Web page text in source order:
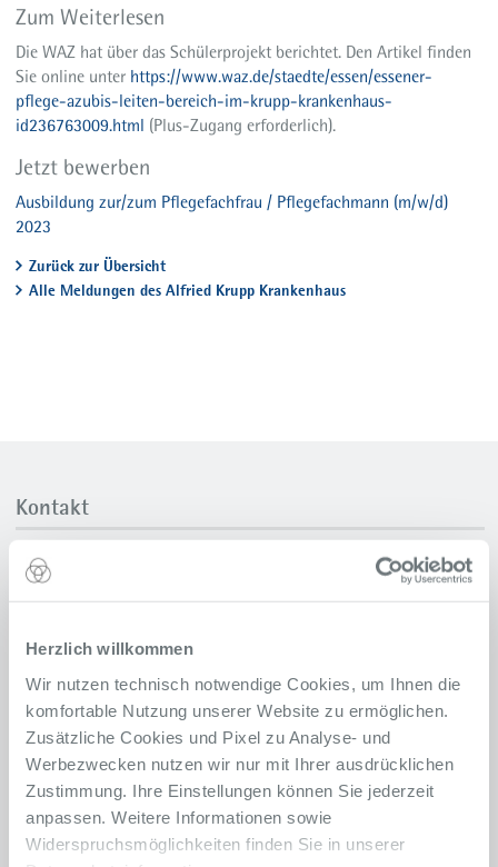
Herzlich willkommen
Wir nutzen technisch notwendige Cookies, um Ihnen die
komfortable Nutzung unserer Website zu ermöglichen.
Zusätzliche Cookies und Pixel zu Analyse- und
Werbezwecken nutzen wir nur mit Ihrer ausdrücklichen
Zustimmung. Ihre Einstellungen können Sie jederzeit
anpassen. Weitere Informationen sowie
Widerspruchsmöglichkeiten finden Sie in unserer
Zum Weiterlesen
Die WAZ hat über das Schülerprojekt berichtet. Den Artikel finden
Sie online unter https://www.waz.de/staedte/essen/essener-
pflege-azubis-leiten-bereich-im-krupp-krankenhaus-
id236763009.html (Plus-Zugang erforderlich).
Jetzt bewerben
Ausbildung zur/zum Pflegefachfrau / Pflegefachmann (m/w/d)
2023
Zurück zur Übersicht
Alle Meldungen des Alfried Krupp Krankenhaus
Kontakt
Pflegedirektion
Alfried Krupp Krankenhaus
Alfried-Krupp-Straße 21
Anfahrt
Sekretariat
Nadine Dubielzig
Telefon0201 434-2333
Telefax 0201 434-2864